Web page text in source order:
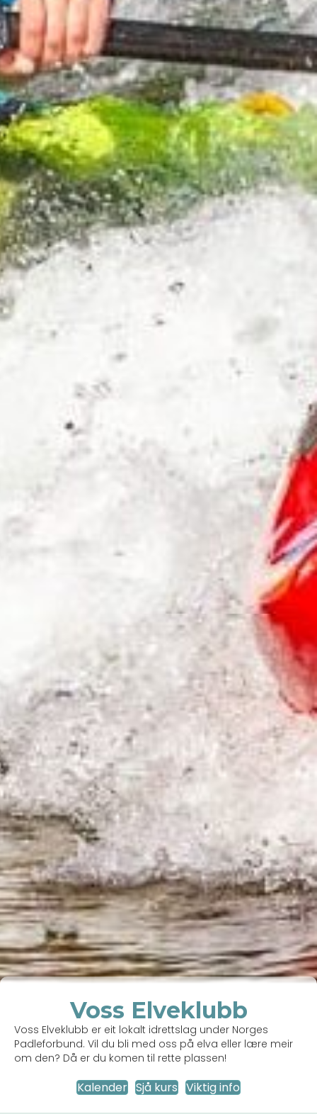
Voss Elveklubb
Voss Elveklubb er eit lokalt idrettslag under Norges
Padleforbund. Vil du bli med oss på elva eller lære meir
om den? Då er du komen til rette plassen!
Kalender Sjå kurs Viktig info